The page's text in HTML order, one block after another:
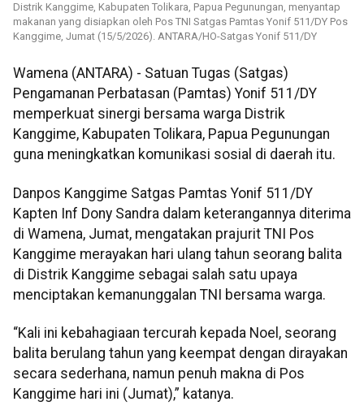
Distrik Kanggime, Kabupaten Tolikara, Papua Pegunungan, menyantap
makanan yang disiapkan oleh Pos TNI Satgas Pamtas Yonif 511/DY Pos
Kanggime, Jumat (15/5/2026). ANTARA/HO-Satgas Yonif 511/DY
Wamena (ANTARA) - Satuan Tugas (Satgas)
Pengamanan Perbatasan (Pamtas) Yonif 511/DY
memperkuat sinergi bersama warga Distrik
Kanggime, Kabupaten Tolikara, Papua Pegunungan
guna meningkatkan komunikasi sosial di daerah itu.
Danpos Kanggime Satgas Pamtas Yonif 511/DY
Kapten Inf Dony Sandra dalam keterangannya diterima
di Wamena, Jumat, mengatakan prajurit TNI Pos
Kanggime merayakan hari ulang tahun seorang balita
di Distrik Kanggime sebagai salah satu upaya
menciptakan kemanunggalan TNI bersama warga.
“Kali ini kebahagiaan tercurah kepada Noel, seorang
balita berulang tahun yang keempat dengan dirayakan
secara sederhana, namun penuh makna di Pos
Kanggime hari ini (Jumat),” katanya.